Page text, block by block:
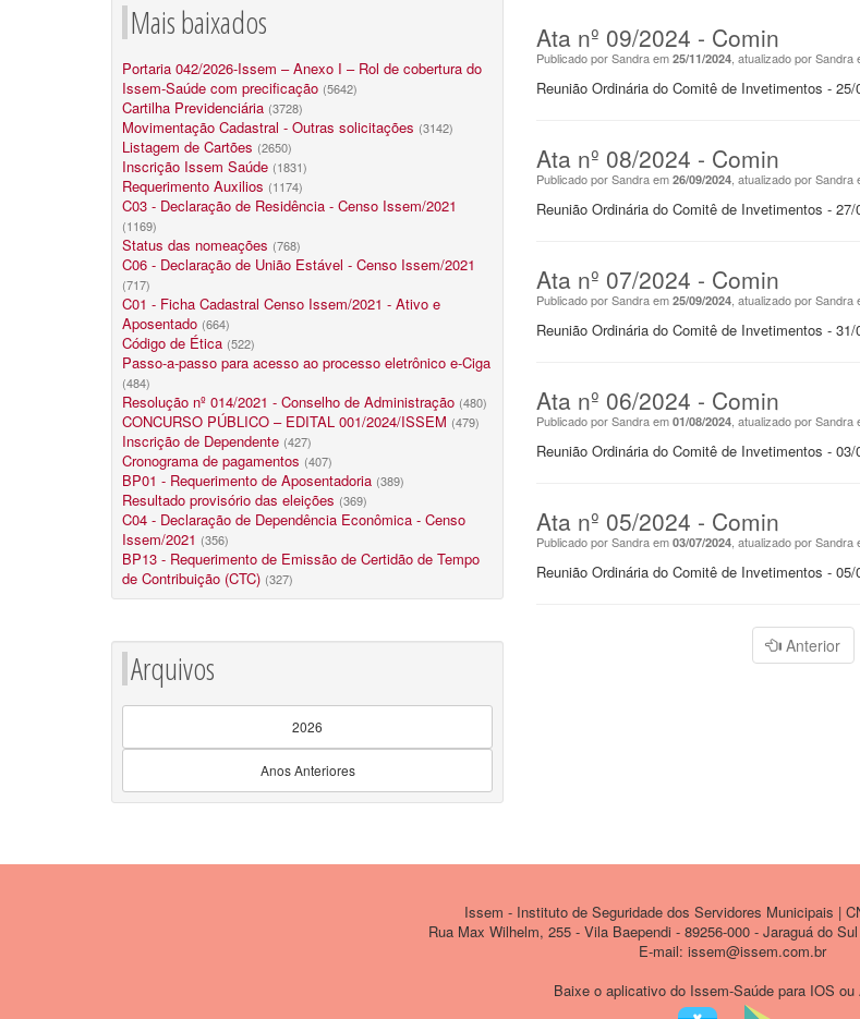
Mais baixados
Portaria 042/2026-Issem – Anexo I – Rol de cobertura do
Issem-Saúde com precificação (5642)
Cartilha Previdenciária (3728)
Movimentação Cadastral - Outras solicitações (3142)
Listagem de Cartões (2650)
Inscrição Issem Saúde (1831)
Requerimento Auxilios (1174)
C03 - Declaração de Residência - Censo Issem/2021
(1169)
Status das nomeações (768)
C06 - Declaração de União Estável - Censo Issem/2021
(717)
C01 - Ficha Cadastral Censo Issem/2021 - Ativo e
Aposentado (664)
Código de Ética (522)
Passo-a-passo para acesso ao processo eletrônico e-Ciga
(484)
Resolução nº 014/2021 - Conselho de Administração (480)
CONCURSO PÚBLICO – EDITAL 001/2024/ISSEM (479)
Inscrição de Dependente (427)
Cronograma de pagamentos (407)
BP01 - Requerimento de Aposentadoria (389)
Resultado provisório das eleições (369)
C04 - Declaração de Dependência Econômica - Censo
Issem/2021 (356)
BP13 - Requerimento de Emissão de Certidão de Tempo
de Contribuição (CTC) (327)
Arquivos
2026
Anos Anteriores
Ata nº 09/2024 - Comin
Publicado por Sandra em 25/11/2024 , atualizado por Sandra
Reunião Ordinária do Comitê de Invetimentos - 25/
Ata nº 08/2024 - Comin
Publicado por Sandra em 26/09/2024 , atualizado por Sandra
Reunião Ordinária do Comitê de Invetimentos - 27/
Ata nº 07/2024 - Comin
Publicado por Sandra em 25/09/2024 , atualizado por Sandra
Reunião Ordinária do Comitê de Invetimentos - 31/
Ata nº 06/2024 - Comin
Publicado por Sandra em 01/08/2024 , atualizado por Sandra
Reunião Ordinária do Comitê de Invetimentos - 03/
Ata nº 05/2024 - Comin
Publicado por Sandra em 03/07/2024 , atualizado por Sandra
Reunião Ordinária do Comitê de Invetimentos - 05/
Anterior
Issem - Instituto de Seguridade dos Servidores Municipais |
Rua Max Wilhelm, 255 - Vila Baependi - 89256-000 - Jaraguá do
E-mail: issem@issem.com.br
Baixe o aplicativo do Issem-Saúde para IOS ou